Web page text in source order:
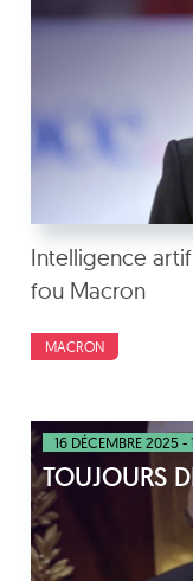
Intelligence
fou Macron
MACRON
16 DÉCEMBRE 2025 -
TOUJOURS